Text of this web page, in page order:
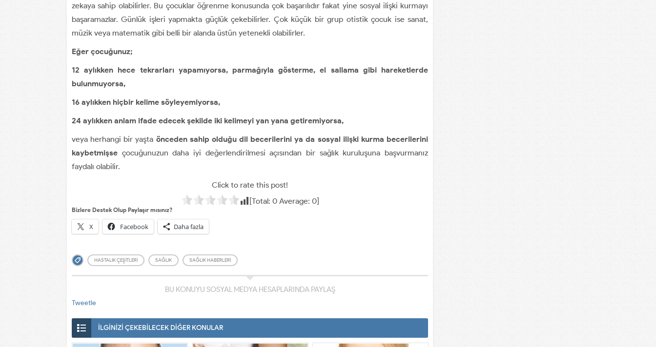
zekaya sahip olabilirler. Bu çocuklar öğrenme konusunda çok başarılıdır fakat yine sosyal ilişki kurmayı
başaramazlar. Günlük işleri yapmakta güçlük çekebilirler. Çok küçük bir grup otistik çocuk ise sanat,
müzik veya matematik gibi belli bir alanda üstün yetenekli olabilirler.
Eğer çocuğunuz;
12 aylıkken hece tekrarları yapamıyorsa, parmağıyla gösterme, el sallama gibi hareketlerde
bulunmuyorsa,
16 aylıkken hiçbir kelime söyleyemiyorsa,
24 aylıkken anlam ifade edecek şekilde iki kelimeyi yan yana getiremiyorsa,
veya herhangi bir yaşta önceden sahip olduğu dil becerilerini ya da sosyal ilişki kurma becerilerini
kaybetmişse çocuğunuzun daha iyi değerlendirilmesi açısından bir sağlık kuruluşuna başvurmanız
faydalı olabilir.
Click to rate this post!
[Total: 0Average: 0]
Bizlere Destek Olup Paylaşır mısınız?
X Facebook Daha fazla
HASTALIK ÇEŞITLERI SAĞLIK SAĞLIK HABERLERI
BU KONUYU SOSYAL MEDYA HESAPLARINDA PAYLAŞ
Tweetle
İLGİNİZİ ÇEKEBİLECEK DİĞER KONULAR